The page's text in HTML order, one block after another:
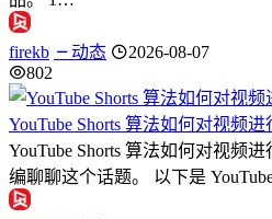
firekb 动态
2026-08-07
802
YouTube Shorts 算法如何对视频
YouTube Shorts 算法如何对视频
编聊聊这个话题。 以下是